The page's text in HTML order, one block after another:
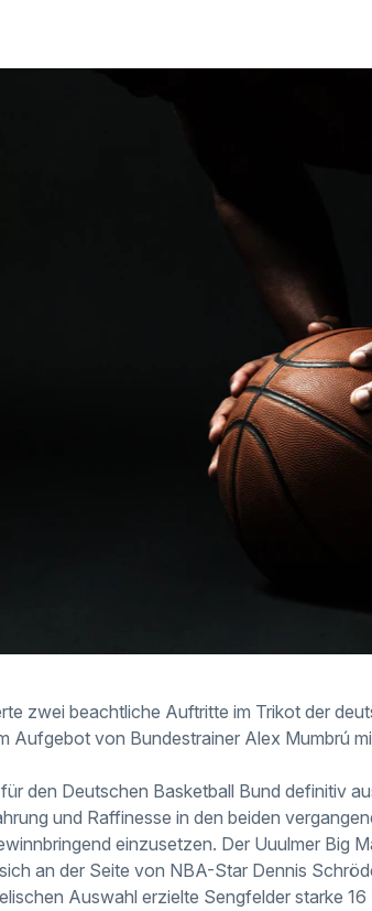
zwei beachtliche Auftritte im Trikot der
Aufgebot von Bundestrainer Alex Mumbrú
den Deutschen Basketball Bund definitiv
und Raffinesse in den beiden
einzusetzen. Der Uuulmer Big
an der Seite von NBA-Star Dennis
Auswahl erzielte Sengfelder starke